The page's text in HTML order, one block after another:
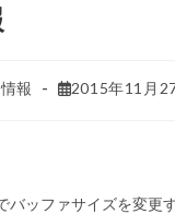
報 2015年11月
バッファサイズを変更